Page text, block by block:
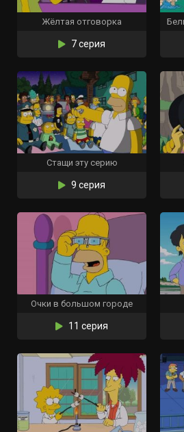
Жёлтая отговорка
7 серия
Стащи эту серию
9 серия
Очки в большом городе
11 серия